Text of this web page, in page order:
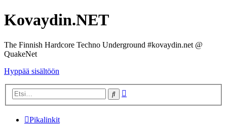
Kovaydin.NET
The Finnish Hardcore Techno Underground #kovaydin.net @
QuakeNet
Hyppää sisältöön
Etsi
Pikalinkit